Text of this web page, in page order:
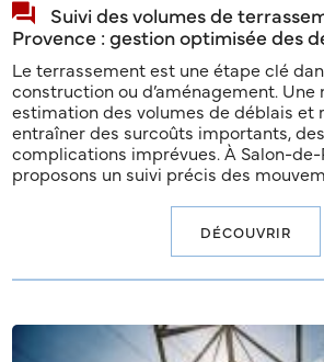
Suivi des volumes de
Provence : gestion optimisée des
Le terrassement est une étape clé
construction ou d’aménagement. Une
estimation des volumes de déblais et
entraîner des surcoûts importants,
complications imprévues. À Salon-de-
proposons un suivi précis des
DÉCOUVRIR